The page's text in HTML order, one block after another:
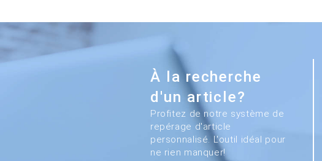
À la recherche
d'un article?
Profitez de notre système de
repérage d'article
personnalisé. L'outil idéal pour
ne rien manquer!